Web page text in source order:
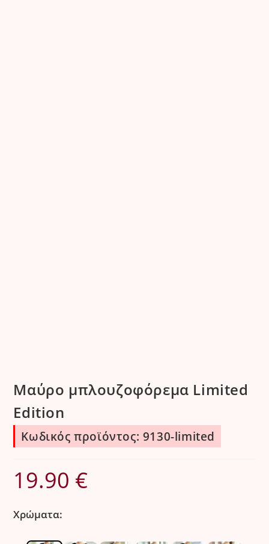
Μαύρο μπλουζοφόρεμα Limited
Edition
Κωδικός προϊόντος: 9130-limited
19.90 €
Χρώματα: